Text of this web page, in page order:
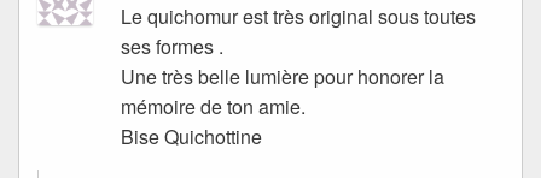
Le quichomur est très original sous toutes
ses formes .
Une très belle lumière pour honorer la
mémoire de ton amie.
Bise Quichottine